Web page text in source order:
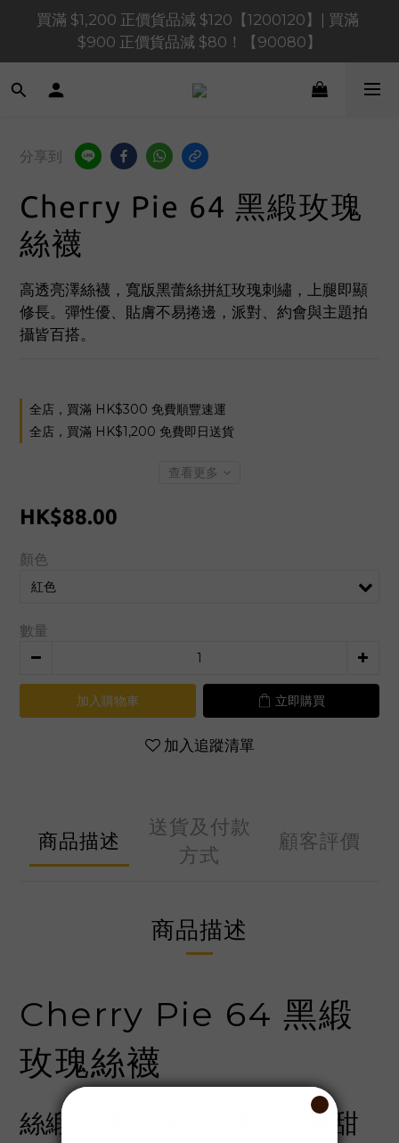
買滿 $1,200 正價貨品減 $120【1200120】| 買滿
$900 正價貨品減 $80！【90080】
買滿 $1,200 正價貨品減 $120【1200120】| 買滿
$900 正價貨品減 $80！【90080】
買滿 $600 正價貨品減 $40【60040】| 買滿 $400 正
買滿 $1,200 正價貨品減 $120【1200120】| 買滿
$900 正價貨品減 $80！【90080】
分享到
Cherry Pie 64 黑緞玫瑰
絲襪
高透亮澤絲襪，寬版黑蕾絲拼紅玫瑰刺繡，上腿即顯
修長。彈性優、貼膚不易捲邊，派對、約會與主題拍
攝皆百搭。
全店，買滿 HK$300 免費順豐速運
全店，買滿 HK$1,200 免費即日送貨
查看更多
HK$88.00
顏色
數量
加入購物車 立即購買
加入追蹤清單
商品描述
送貨及付款
方式
顧客評價
商品描述
Cherry Pie 64 黑緞
玫瑰絲襪
絲緞光澤 × 緹花玫瑰，暗黑甜